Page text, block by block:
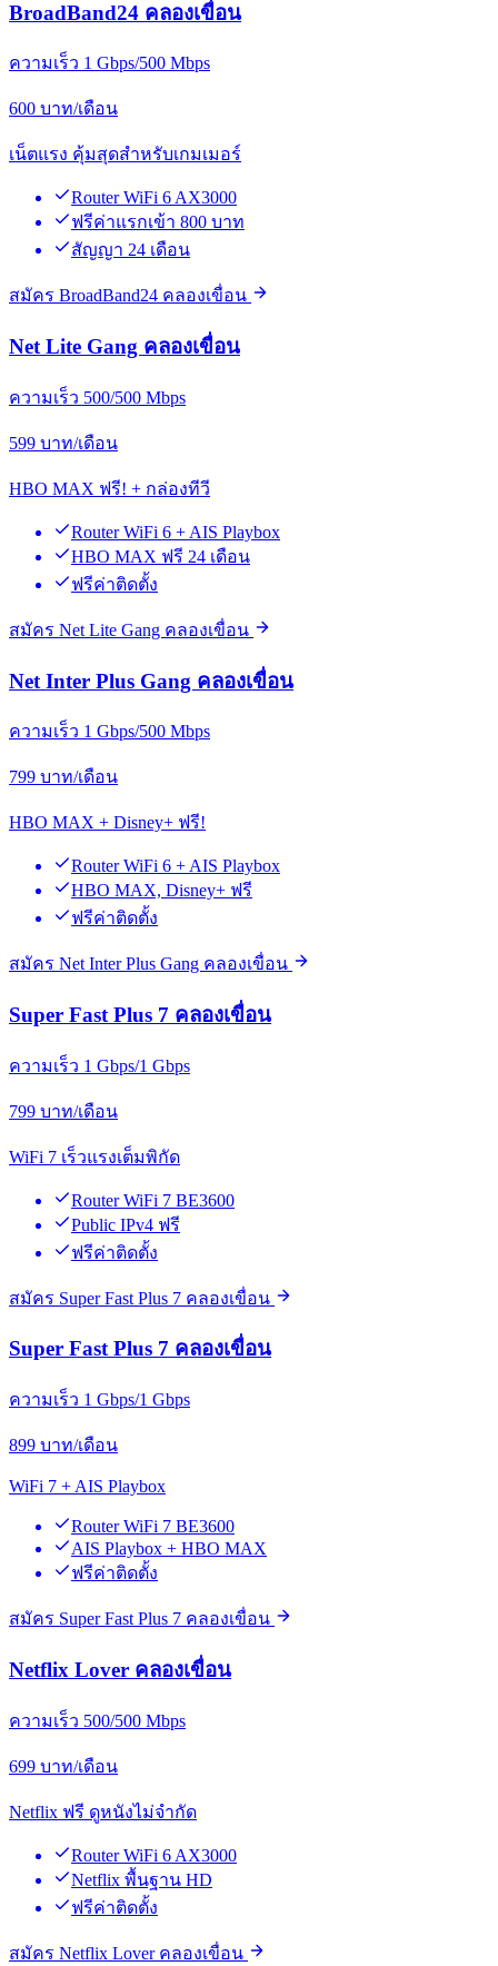
BroadBand24 คลองเขื่อน
ความเร็ว 1 Gbps/500 Mbps
600 บาท/เดือน
เน็ตแรง คุ้มสุดสำหรับเกมเมอร์
Router WiFi 6 AX3000
ฟรีค่าแรกเข้า 800 บาท
สัญญา 24 เดือน
สมัคร BroadBand24 คลองเขื่อน
Net Lite Gang คลองเขื่อน
ความเร็ว 500/500 Mbps
599 บาท/เดือน
HBO MAX ฟรี! + กล่องทีวี
Router WiFi 6 + AIS Playbox
HBO MAX ฟรี 24 เดือน
ฟรีค่าติดตั้ง
สมัคร Net Lite Gang คลองเขื่อน
Net Inter Plus Gang คลองเขื่อน
ความเร็ว 1 Gbps/500 Mbps
799 บาท/เดือน
HBO MAX + Disney+ ฟรี!
Router WiFi 6 + AIS Playbox
HBO MAX, Disney+ ฟรี
ฟรีค่าติดตั้ง
สมัคร Net Inter Plus Gang คลองเขื่อน
Super Fast Plus 7 คลองเขื่อน
ความเร็ว 1 Gbps/1 Gbps
799 บาท/เดือน
WiFi 7 เร็วแรงเต็มพิกัด
Router WiFi 7 BE3600
Public IPv4 ฟรี
ฟรีค่าติดตั้ง
สมัคร Super Fast Plus 7 คลองเขื่อน
Super Fast Plus 7 คลองเขื่อน
ความเร็ว 1 Gbps/1 Gbps
899 บาท/เดือน
WiFi 7 + AIS Playbox
Router WiFi 7 BE3600
AIS Playbox + HBO MAX
ฟรีค่าติดตั้ง
สมัคร Super Fast Plus 7 คลองเขื่อน
Netflix Lover คลองเขื่อน
ความเร็ว 500/500 Mbps
699 บาท/เดือน
Netflix ฟรี ดูหนังไม่จำกัด
Router WiFi 6 AX3000
Netflix พื้นฐาน HD
ฟรีค่าติดตั้ง
สมัคร Netflix Lover คลองเขื่อน